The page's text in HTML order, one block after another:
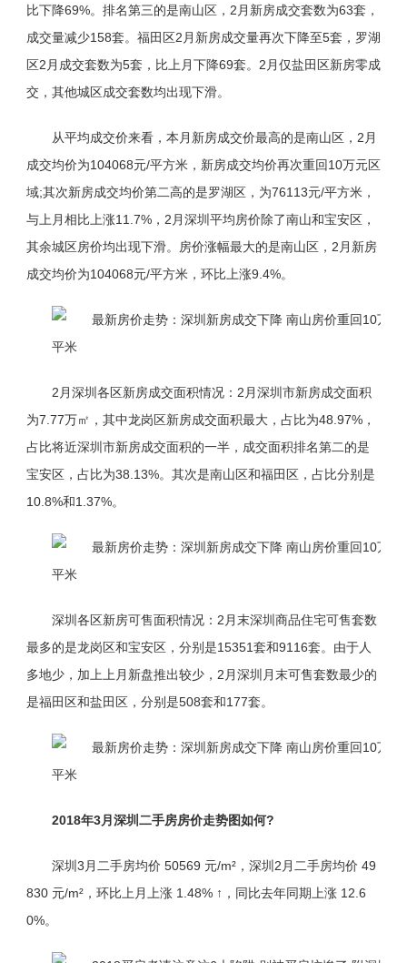
比下降69%。排名第三的是南山区，2月新房成交套数为63套，
成交量减少158套。福田区2月新房成交量再次下降至5套，罗湖
区2月成交套数为5套，比上月下降69套。2月仅盐田区新房零成
交，其他城区成交套数均出现下滑。
从平均成交价来看，本月新房成交价最高的是南山区，2月
成交均价为104068元/平方米，新房成交均价再次重回10万元区
域;其次新房成交均价第二高的是罗湖区，为76113元/平方米，
与上月相比上涨11.7%，2月深圳平均房价除了南山和宝安区，
其余城区房价均出现下滑。房价涨幅最大的是南山区，2月新房
成交均价为104068元/平方米，环比上涨9.4%。
2月深圳各区新房成交面积情况：2月深圳市新房成交面积
为7.77万㎡，其中龙岗区新房成交面积最大，占比为48.97%，
占比将近深圳市新房成交面积的一半，成交面积排名第二的是
宝安区，占比为38.13%。其次是南山区和福田区，占比分别是
10.8%和1.37%。
深圳各区新房可售面积情况：2月末深圳商品住宅可售套数
最多的是龙岗区和宝安区，分别是15351套和9116套。由于人
多地少，加上上月新盘推出较少，2月深圳月末可售套数最少的
是福田区和盐田区，分别是508套和177套。
2018年3月深圳二手房房价走势图如何?
深圳3月二手房均价 50569 元/m²，深圳2月二手房均价 49
830 元/m²，环比上月上涨 1.48% ↑，同比去年同期上涨 12.6
0%。